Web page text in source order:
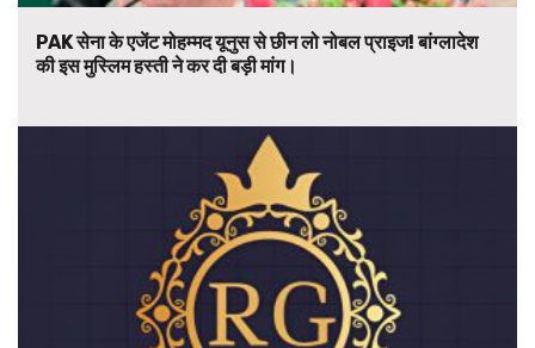
PAK सेना के एजेंट मोहम्मद यूनुस से छीन लो नोबल प्राइज! बांग्लादेश
की इस मुस्लिम हस्ती ने कर दी बड़ी मांग।